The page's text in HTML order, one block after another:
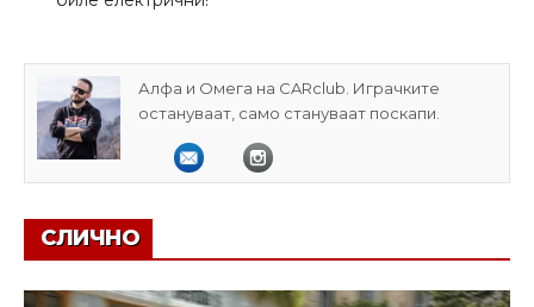
Алфа и Омега на CARclub. Играчките
остануваат, само стануваат поскапи.
СЛИЧНО